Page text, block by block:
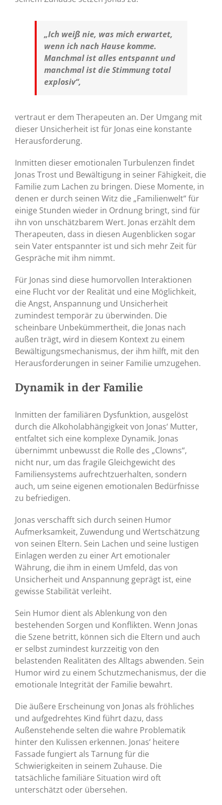
„Ich weiß nie, was mich erwartet,
wenn ich nach Hause komme.
Manchmal ist alles entspannt und
manchmal ist die Stimmung total
explosiv“,
vertraut er dem Therapeuten an. Der Umgang mit
dieser Unsicherheit ist für Jonas eine konstante
Herausforderung.
Inmitten dieser emotionalen Turbulenzen findet
Jonas Trost und Bewältigung in seiner Fähigkeit, die
Familie zum Lachen zu bringen. Diese Momente, in
denen er durch seinen Witz die „Familienwelt“ für
einige Stunden wieder in Ordnung bringt, sind für
ihn von unschätzbarem Wert. Jonas erzählt dem
Therapeuten, dass in diesen Augenblicken sogar
sein Vater entspannter ist und sich mehr Zeit für
Gespräche mit ihm nimmt.
Für Jonas sind diese humorvollen Interaktionen
eine Flucht vor der Realität und eine Möglichkeit,
die Angst, Anspannung und Unsicherheit
zumindest temporär zu überwinden. Die
scheinbare Unbekümmertheit, die Jonas nach
außen trägt, wird in diesem Kontext zu einem
Bewältigungsmechanismus, der ihm hilft, mit den
Herausforderungen in seiner Familie umzugehen.
Dynamik in der Familie
Inmitten der familiären Dysfunktion, ausgelöst
durch die Alkoholabhängigkeit von Jonas‘ Mutter,
entfaltet sich eine komplexe Dynamik. Jonas
übernimmt unbewusst die Rolle des „Clowns“,
nicht nur, um das fragile Gleichgewicht des
Familiensystems aufrechtzuerhalten, sondern
auch, um seine eigenen emotionalen Bedürfnisse
zu befriedigen.
Jonas verschafft sich durch seinen Humor
Aufmerksamkeit, Zuwendung und Wertschätzung
von seinen Eltern. Sein Lachen und seine lustigen
Einlagen werden zu einer Art emotionaler
Währung, die ihm in einem Umfeld, das von
Unsicherheit und Anspannung geprägt ist, eine
gewisse Stabilität verleiht.
Sein Humor dient als Ablenkung von den
bestehenden Sorgen und Konflikten. Wenn Jonas
die Szene betritt, können sich die Eltern und auch
er selbst zumindest kurzzeitig von den
belastenden Realitäten des Alltags abwenden. Sein
Humor wird zu einem Schutzmechanismus, der die
emotionale Integrität der Familie bewahrt.
Die äußere Erscheinung von Jonas als fröhliches
und aufgedrehtes Kind führt dazu, dass
Außenstehende selten die wahre Problematik
hinter den Kulissen erkennen. Jonas‘ heitere
Fassade fungiert als Tarnung für die
Schwierigkeiten in seinem Zuhause. Die
tatsächliche familiäre Situation wird oft
unterschätzt oder übersehen.